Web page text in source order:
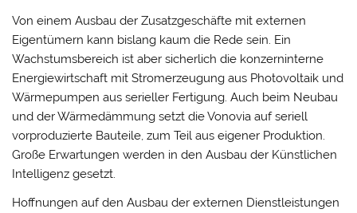
Von einem Ausbau der Zusatzgeschäfte mit externen
Eigentümern kann bislang kaum die Rede sein. Ein
Wachstumsbereich ist aber sicherlich die konzerninterne
Energiewirtschaft mit Stromerzeugung aus Photovoltaik und
Wärmepumpen aus serieller Fertigung. Auch beim Neubau
und der Wärmedämmung setzt die Vonovia auf seriell
vorproduzierte Bauteile, zum Teil aus eigener Produktion.
Große Erwartungen werden in den Ausbau der Künstlichen
Intelligenz gesetzt.
Hoffnungen auf den Ausbau der externen Dienstleistungen